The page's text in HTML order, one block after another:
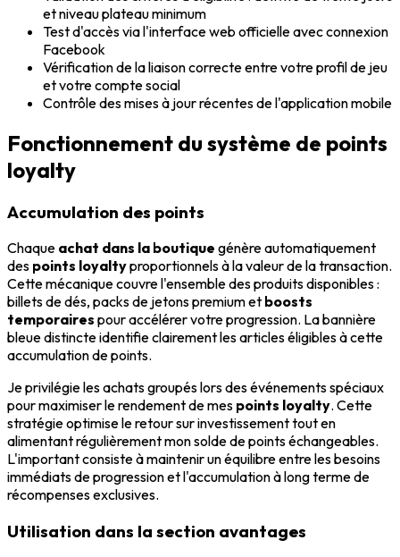
et niveau plateau minimum
Test d'accès via l'interface web officielle avec connexion
Facebook
Vérification de la liaison correcte entre votre profil de jeu
et votre compte social
Contrôle des mises à jour récentes de l'application mobile
Fonctionnement du système de points
loyalty
Accumulation des points
Chaque achat dans la boutique génère automatiquement
des points loyaltyproportionnels à la valeur de la transaction.
Cette mécanique couvre l'ensemble des produits disponibles :
billets de dés, packs de jetons premium et boosts
temporaires pour accélérer votre progression. La bannière
bleue distincte identifie clairement les articles éligibles à cette
accumulation de points.
Je privilégie les achats groupés lors des événements spéciaux
pour maximiser le rendement de mes points loyalty. Cette
stratégie optimise le retour sur investissement tout en
alimentant régulièrement mon solde de points échangeables.
L'important consiste à maintenir un équilibre entre les besoins
immédiats de progression et l'accumulation à long terme de
récompenses exclusives.
Utilisation dans la section avantages